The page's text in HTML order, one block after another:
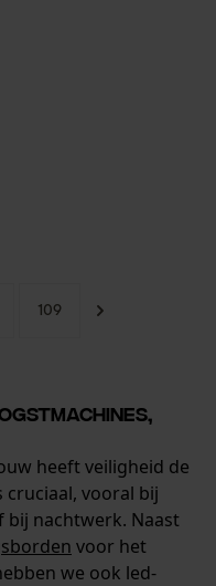
109
heeft veiligheid de
vooral bij
nachtwerk. Naast
voor het
we ook led-
Universal